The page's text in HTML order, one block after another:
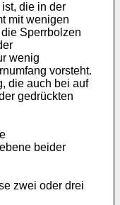
die in der
mit wenigen
Sperrbolzen
wenig
vorsteht.
die auch bei auf
gedrückten
beider
zwei oder drei